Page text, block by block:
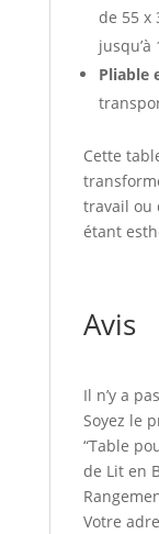
de 55 x
jusqu’à
Pliable
Cette
travail ou
étant
Avis
Il n’y a
Soyez le
“Table
de Lit en
Votre